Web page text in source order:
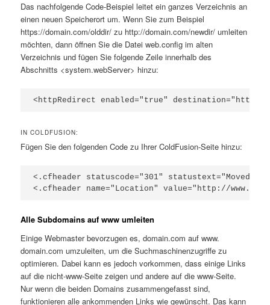
Das nachfolgende Code-Beispiel leitet ein ganzes Verzeichnis an
einen neuen Speicherort um. Wenn Sie zum Beispiel
https://domain.com/olddir/ zu http://domain.com/newdir/ umleiten
möchten, dann öffnen Sie die Datei web.config im alten
Verzeichnis und fügen Sie folgende Zeile innerhalb des
Abschnitts <system.webServer> hinzu:
<httpRedirect enabled="true" destination="http://
IN COLDFUSION:
Fügen Sie den folgenden Code zu Ihrer ColdFusion-Seite hinzu:
<.cfheader statuscode="301" statustext="Moved
<.cfheader name="Location" value="http://
Alle Subdomains auf www umleiten
Einige Webmaster bevorzugen es, domain.com auf www.
domain.com umzuleiten, um die Suchmaschinenzugriffe zu
optimieren. Dabei kann es jedoch vorkommen, dass einige Links
auf die nicht-www-Seite zeigen und andere auf die www-Seite.
Nur wenn die beiden Domains zusammengefasst sind,
funktionieren alle ankommenden Links wie gewünscht. Das kann